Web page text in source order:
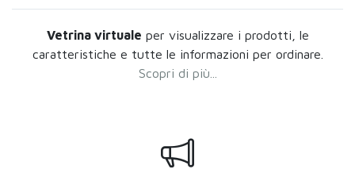
Vetrina virtuale per visualizzare i prodotti, le
caratteristiche e tutte le informazioni per ordinare.
Scopri di più...